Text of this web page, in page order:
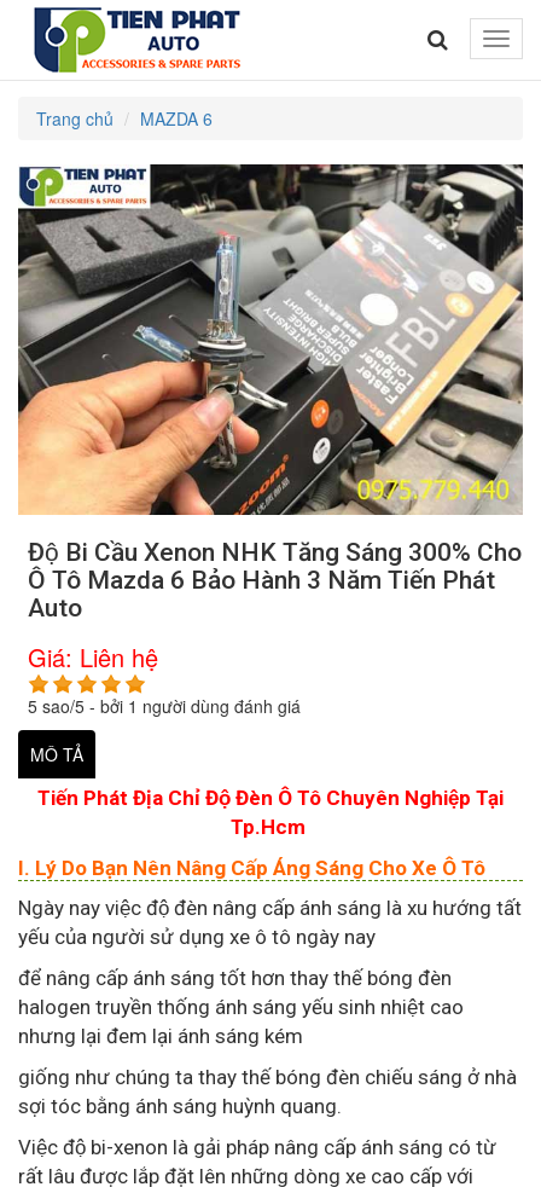
Toggle
Trang chủ MAZDA 6
Độ Bi Cầu Xenon NHK Tăng Sáng 300% Cho
Ô Tô Mazda 6 Bảo Hành 3 Năm Tiến Phát
Auto
Giá: Liên hệ
5 sao/5 - bởi 1 người dùng đánh giá
MÔ TẢ
Tiến Phát Địa Chỉ Độ Đèn Ô Tô Chuyên Nghiệp Tại
Tp.Hcm
I. Lý Do Bạn Nên Nâng Cấp Áng Sáng Cho Xe Ô Tô
Ngày nay việc độ đèn nâng cấp ánh sáng là xu hướng tất
yếu của người sử dụng xe ô tô ngày nay
để nâng cấp ánh sáng tốt hơn thay thế bóng đèn
halogen truyền thống ánh sáng yếu sinh nhiệt cao
nhưng lại đem lại ánh sáng kém
giống như chúng ta thay thế bóng đèn chiếu sáng ở nhà
sợi tóc bằng ánh sáng huỳnh quang.
Việc độ bi-xenon là gải pháp nâng cấp ánh sáng có từ
rất lâu được lắp đặt lên những dòng xe cao cấp với